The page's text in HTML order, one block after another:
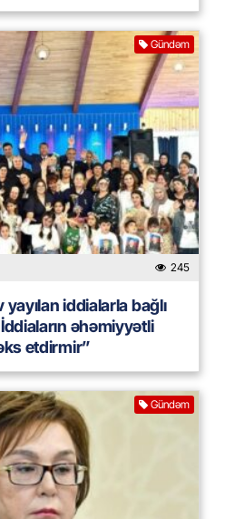
Gündəm
245
iddialarla bağlı
əhəmiyyətli
etdirmir”
Gündəm